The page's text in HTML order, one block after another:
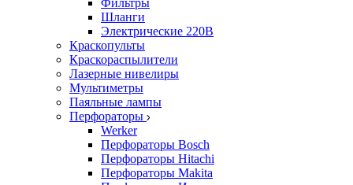
Фильтры
Шланги
Электрические 220В
Краскопульты
Краскораспылители
Лазерные нивелиры
Мультиметры
Паяльные лампы
Перфораторы
Werker
Перфораторы Bosch
Перфораторы Hitachi
Перфораторы Makita